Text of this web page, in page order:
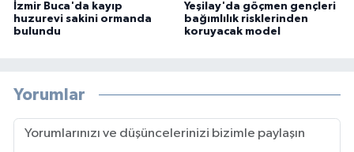
İzmir Buca'da kayıp
huzurevi sakini ormanda
bulundu
Yeşilay'da göçmen gençleri
bağımlılık risklerinden
koruyacak model
Yorumlar